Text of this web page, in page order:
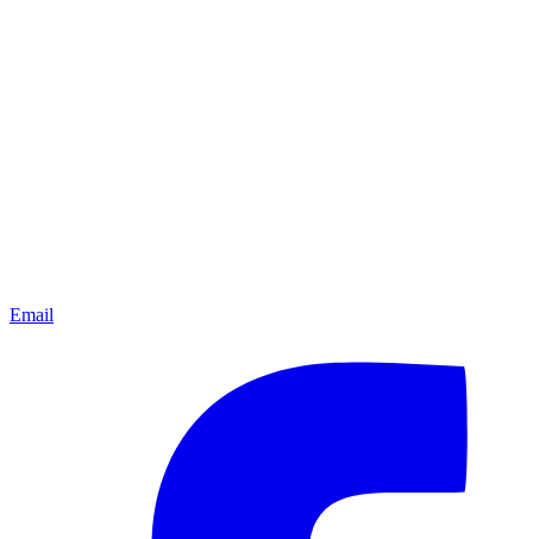
Email